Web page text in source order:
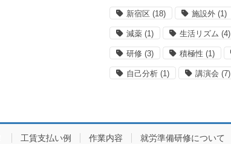
新宿区 (18) 施設外 (1)
減薬 (1) 生活リズム (4)
研修 (3) 積極性 (1)
自己分析 (1) 講演会 (7)
工賃支払い例 作業内容 就労準備研修について